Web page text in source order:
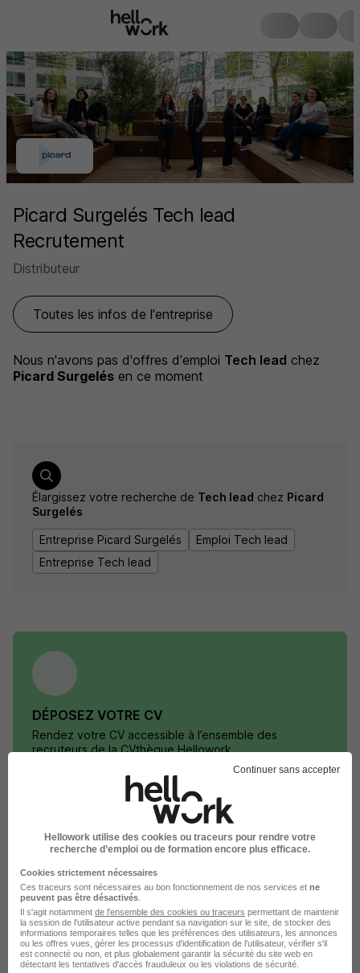
Picard Surgelés Tech lead
Recrutement
Distributeur
Toutes les infos de l'entreprise
Nous n'avons pas d'offres d'emploi Tech lead chez
Picard Surgelés en ce moment
Élargissez votre recherche de Tech lead chez Picard
Surgelés
Entreprise Picard Surgelés
Emploi Tech lead
Entreprise Tech lead
DÉPOSEZ VOTRE CV
Rendez votre CV accessible à l’ensemble des
recruteurs de la CVthèque Hellowork.
Rendre mon CV visible
Postuler chez Picard Surgelés par
Métier
Vendeur Picard Surgelés
Continuer sans accepter
Hellowork utilise des cookies ou traceurs pour rendre votre
recherche d’emploi ou de formation encore plus efficace.
Cookies strictement nécessaires
Ces traceurs sont nécessaires au bon fonctionnement de nos services et ne
peuvent pas être désactivés
Il s'agit notamment de l'ensemble des cookies ou traceurs permettant de maintenir
la session de l'utilisateur active pendant sa navigation sur le site, de stocker des
informations temporaires telles que les préférences des utilisateurs, les annonces
ou les offres vues, gérer les processus d'identification de l'utilisateur, vérifier s'il
est connecté ou non, et plus globalement garantir la sécurité du site web en
détectant les tentatives d'accès frauduleux ou les violations de sécurité.